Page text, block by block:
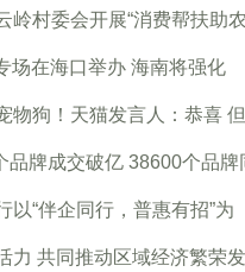
岭村委会开展“消费帮扶助农
场在海口举办 海南将强化
物狗！天猫发言人：恭喜 但
品牌成交破亿 38600个品牌
以“伴企同行，普惠有招”为
力 共同推动区域经济繁荣发